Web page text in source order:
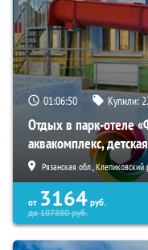
01:06:49 Купили:
Отдых в парк-отеле
аквакомплекс,
Рязанская обл., Клепиковский
от 3164 руб.
до107880руб.